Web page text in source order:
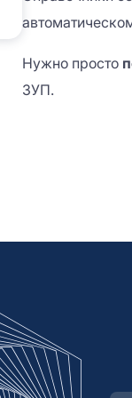
Нужно просто
ЗУП.